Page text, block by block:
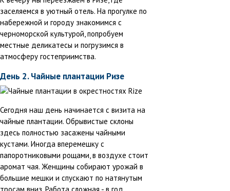
заселяемся в уютный отель. На прогулке по
набережной и городу знакомимся с
черноморской культурой, попробуем
местные деликатесы и погрузимся в
атмосферу гостеприимства.
День 2. Чайные плантации Ризе
Сегодня наш день начинается с визита на
чайные плантации. Обрывистые склоны
здесь полностью засажены чайными
кустами. Иногда вперемешку с
папоротниковыми рощами, в воздухе стоит
аромат чая. Женщины собирают урожай в
большие мешки и спускают по натянутым